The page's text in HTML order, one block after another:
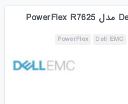
Dell EMC
PowerFlex